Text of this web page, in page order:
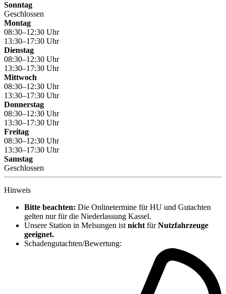
Sonntag
Geschlossen
Montag
08:30–12:30 Uhr
13:30–17:30 Uhr
Dienstag
08:30–12:30 Uhr
13:30–17:30 Uhr
Mittwoch
08:30–12:30 Uhr
13:30–17:30 Uhr
Donnerstag
08:30–12:30 Uhr
13:30–17:30 Uhr
Freitag
08:30–12:30 Uhr
13:30–17:30 Uhr
Samstag
Geschlossen
Hinweis
Bitte beachten: Die Onlinetermine für HU und Gutachten
gelten nur für die Niederlassung Kassel.
Unsere Station in Melsungen ist nicht fürNutzfahrzeuge
geeignet.
Schadengutachten/Bewertung: